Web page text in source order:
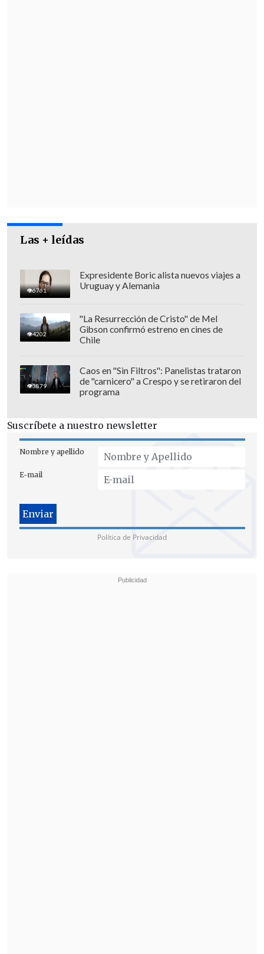
Las + leídas
6761
Expresidente Boric alista nuevos viajes a
Uruguay y Alemania
4202
"La Resurrección de Cristo" de Mel
Gibson confirmó estreno en cines de
Chile
3879
Caos en "Sin Filtros": Panelistas trataron
de "carnicero" a Crespo y se retiraron del
programa
Suscríbete a nuestro newsletter
Nombre y apellido
E-mail
Política de Privacidad